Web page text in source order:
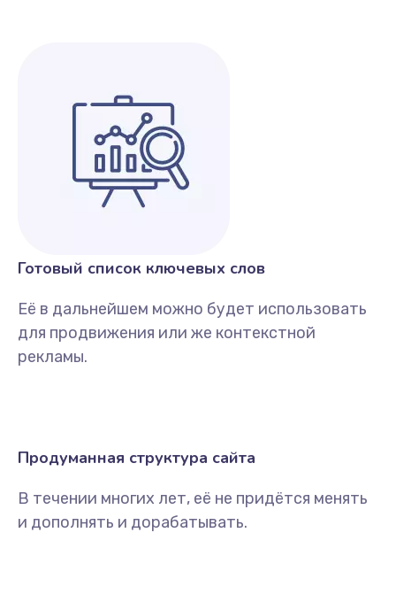
Готовый список ключевых слов
Её в дальнейшем можно будет использовать
для продвижения или же контекстной
рекламы.
Продуманная структура сайта
В течении многих лет, её не придётся менять
и дополнять и дорабатывать.